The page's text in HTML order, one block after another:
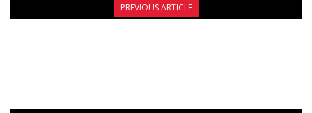
PREVIOUS ARTICLE